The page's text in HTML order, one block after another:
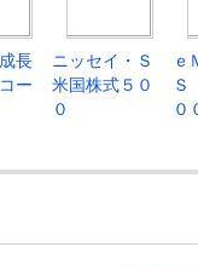
長
ー
ニッセイ・Ｓ
米国株式５０
０
ｅ
Ｓ
０